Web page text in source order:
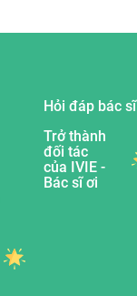
Hỏi đáp bác sĩ
Trở thành
đối tác
của IVIE -
Bác sĩ ơi